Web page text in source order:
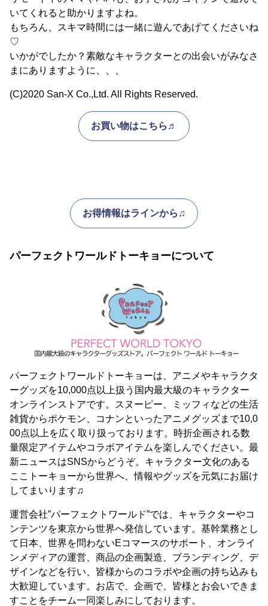
いてくれると助かりますよね。
もちろん、スキマ時間には一緒に遊んであげてくださいね
♡
いかがでしたか？素敵なキャラクターとの出会いがみなさ
まにありますように、、、
(C)2020 San-X Co.,Ltd. All Rights Reserved.
お買い物はこちら♬
お得情報はラインから♫
パーフェクトワールドトーキョーについて
パーフェクトワールドトーキョーは、アニメやキャラクタ
ーグッズを10,000点以上扱う国内最大級のキャラクター
オンラインストアです。スヌーピー、ミッフィなどの生活
雑貨からポケモン、コナンといったアニメグッズまで10,0
00点以上を広く取り扱っております。時折企画される数
量限定アイテムやコラボアイテムを楽しんでください。最
新ニュースはSNSからどうぞ。キャラクター文化のある
ここトーキョーから世界へ、情報やグッズを元気にお届け
してまいります♫
運営会社”パーフェクトワールド”では、キャラクターやコ
ンテンツを東京から世界へ発信しています。基幹業務とし
て日本、世界を問わないEコマースのサポート、オンライ
ンメディアの運営、商品の企画製造、ブランディング、デ
ザインなどを行い、皆様からのコラボや企画の持ち込みも
大歓迎しています。お店で、企画で、皆様とお会いできま
すことをチーム一同楽しみにしております。